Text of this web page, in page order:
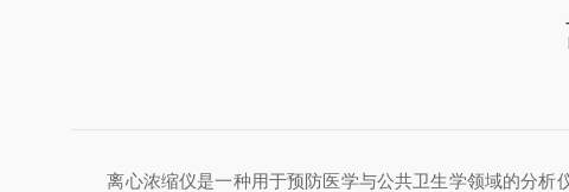
离心浓缩仪是一种用于预防医学与公共卫生学领域的分析